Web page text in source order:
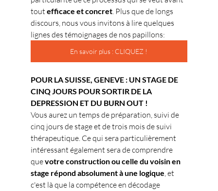
tout efficace et concret. Plus que de longs
discours, nous vous invitons à lire quelques
lignes des témoignages de nos papillons:
En savoir plus : CLIQUEZ !
POUR LA SUISSE, GENEVE : UN STAGE DE
CINQ JOURS POUR SORTIR DE LA
DEPRESSION ET DU BURN OUT !
Vous aurez un temps de préparation, suivi de
cinq jours de stage et de trois mois de suivi
thérapeutique. Ce qui sera particulièrement
intéressant également sera de comprendre
que votre construction ou celle du voisin en
stage répond absolument à une logique, et
c'est là que la compétence en décodage